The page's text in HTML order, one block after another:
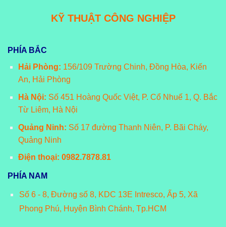
KỸ THUẬT CÔNG NGHIỆP
PHÍA BẮC
Hải Phòng: 156/109 Trường Chinh, Đồng Hòa, Kiến
An, Hải Phòng
Hà Nội: Số 451 Hoàng Quốc Việt, P. Cổ Nhuế 1, Q. Bắc
Từ Liêm, Hà Nội
Quảng Ninh: Số 17 đường Thanh Niên, P. Bãi Cháy,
Quảng Ninh
Điện thoại: 0982.7878.81
PHÍA NAM
Số 6 - 8, Đường số 8, KDC 13E Intresco, Ấp 5, Xã
Phong Phú, Huyện Bình Chánh, Tp.HCM